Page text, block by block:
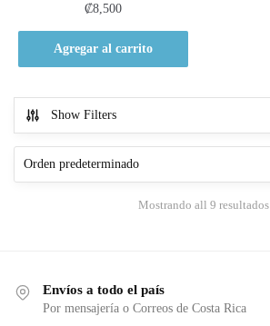
₡8,500
Agregar al carrito
Show Filters
Mostrando all 9 resultados
Envíos a todo el país
Por mensajería o Correos de Costa Rica